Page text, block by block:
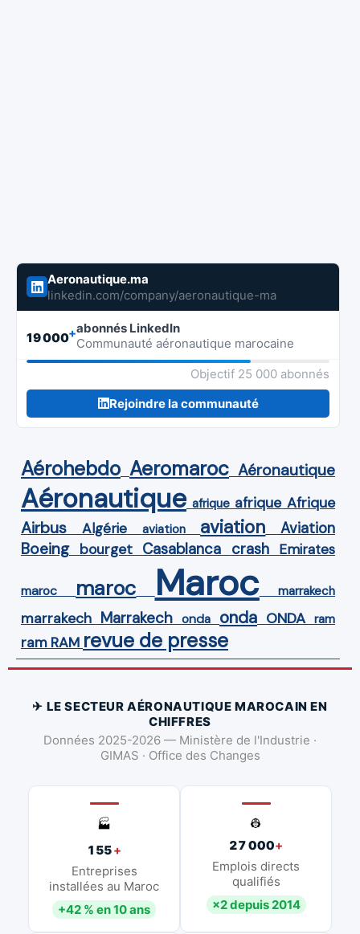
Aeronautique.ma
linkedin.com/company/aeronautique-ma
19 000+abonnés LinkedIn
Communauté aéronautique marocaine
Objectif 25 000 abonnés
Rejoindre la communauté
Aérohebdo Aeromaroc Aéronautique
Aéronautique afrique afrique Afrique
Airbus Algérie aviation aviation Aviation
Boeing bourget Casablanca crash Emirates
maroc maroc Maroc marrakech
marrakech Marrakech onda onda ONDA ram
ram RAM revue de presse
✈ LE SECTEUR AÉRONAUTIQUE MAROCAIN EN
CHIFFRES
Données 2025-2026 — Ministère de l'Industrie ·
GIMAS · Office des Changes
🏭
155+
Entreprises
installées au Maroc
+42 % en 10 ans
👷
27 000+
Emplois directs
qualifiés
×2 depuis 2014